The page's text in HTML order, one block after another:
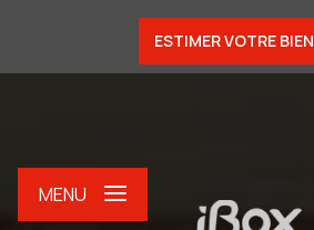
ESTIMER VOTRE BIEN
MENU